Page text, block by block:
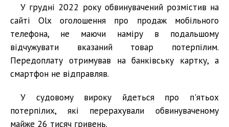
У грудні 2022 року обвинувачений розмістив на
сайті Olx оголошення про продаж мобільного
телефона, не маючи наміру в подальшому
відчужувати вказаний товар потерпілим.
Передоплату отримував на банківську картку, а
смартфон не відправляв.
У судовому вироку йдеться про п'ятьох
потерпілих, які перерахували обвинуваченому
майже 26 тисяч гривень.